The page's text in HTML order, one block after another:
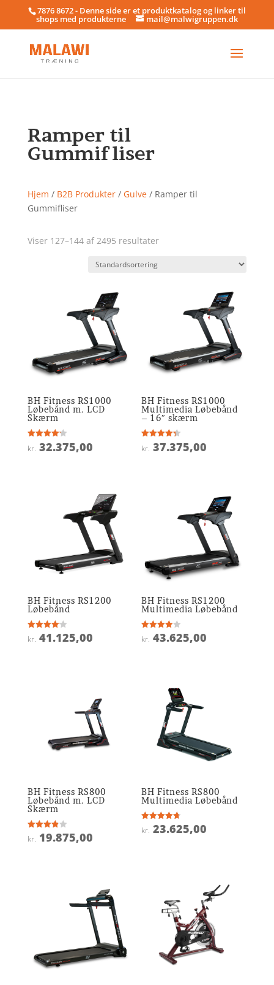
7876 8672 - Denne side er et produktkatalog og linker til
shops med produkterne mail@malwigruppen.dk
Ramper til
Gummifliser
Hjem / B2B Produkter/ Gulve/ Ramper til
Gummifliser
Viser 127–144 af 2495 resultater
BH Fitness RS1000
Løbebånd m. LCD
Skærm
Vurderet
4.2
kr. 32.375,00
BH Fitness RS1000
Multimedia Løbebånd
– 16″ skærm
Vurderet
4.3
kr. 37.375,00
BH Fitness RS1200
Løbebånd
Vurderet
4.1
kr. 41.125,00
BH Fitness RS1200
Multimedia Løbebånd
Vurderet
3.9
kr. 43.625,00
BH Fitness RS800
Løbebånd m. LCD
Skærm
Vurderet
3.9
kr. 19.875,00
BH Fitness RS800
Multimedia Løbebånd
Vurderet
4.7
kr. 23.625,00